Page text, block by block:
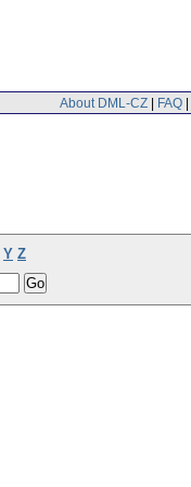
About DML-CZ | FAQ |
Y Z